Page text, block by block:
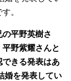
。
平野英樹さ
野紫耀さんと
できる発表はあ
婚を発表してい